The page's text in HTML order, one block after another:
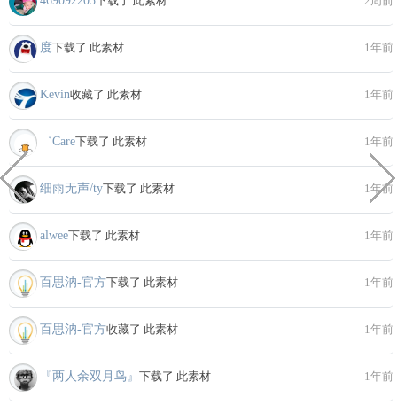
度下载了 此素材 1年前
Kevin收藏了 此素材 1年前
゛Care下载了 此素材 1年前
细雨无声/ty下载了 此素材 1年前
alwee下载了 此素材 1年前
百思汭-官方下载了 此素材 1年前
百思汭-官方收藏了 此素材 1年前
『两人余双月鸟』 下载了 此素材 1年前